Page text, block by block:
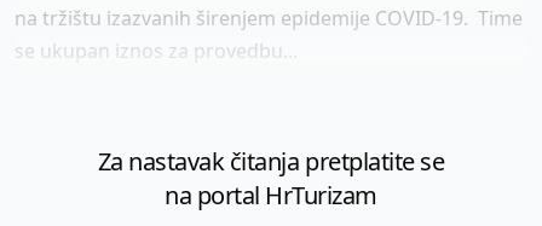
na tržištu izazvanih širenjem epidemije COVID-19. Time
se ukupan iznos za provedbu...
Za nastavak čitanja pretplatite se
na portal HrTurizam